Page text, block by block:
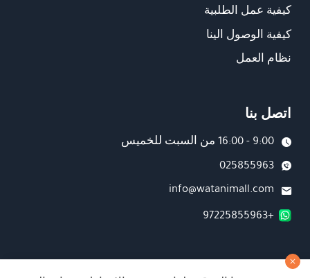
كيفية عمل الطلبية
كيفية الوصول الينا
نظام العمل
اتصل بنا
9:00 - 16:00 من السبت للخميس
025855963
info@watanimall.com
+97225855963
فروع